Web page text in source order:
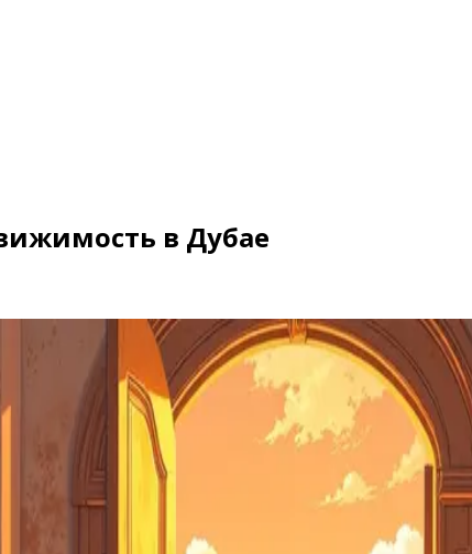
в Дубае